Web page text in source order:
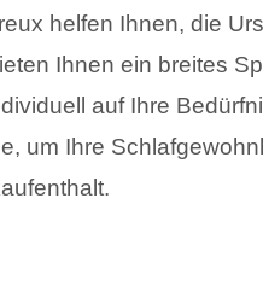
helfen Ihnen, die
Ihnen ein breites
auf Ihre
um Ihre